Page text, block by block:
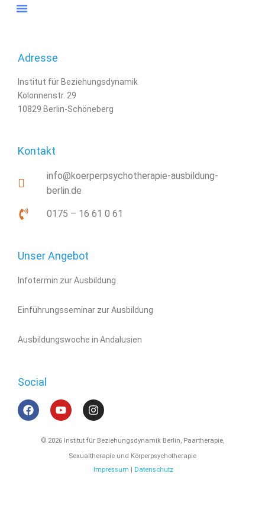
Adresse
Institut für Beziehungsdynamik
Kolonnenstr. 29
10829 Berlin-Schöneberg
Kontakt
info@koerperpsychotherapie-ausbildung-
berlin.de
0175 – 16 61 0 61
Unser Angebot
Infotermin zur Ausbildung
Einführungsseminar zur Ausbildung
Ausbildungswoche in Andalusien
Social
© 2026 Institut für Beziehungsdynamik Berlin, Paartherapie,
Sexualtherapie und Körperpsychotherapie
Impressum | Datenschutz